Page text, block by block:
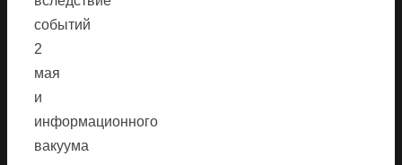
событий
2
мая
и
информационного
вакуума